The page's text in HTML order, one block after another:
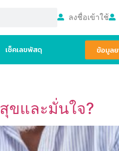
ลงชื่อเข้าใช้
เช็คเลขพัสดุ ข้อมูล
ขและมั่นใจ?